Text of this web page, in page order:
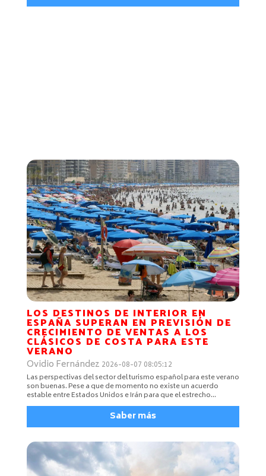
LOS DESTINOS DE INTERIOR EN
ESPAÑA SUPERAN EN PREVISIÓN DE
CRECIMIENTO DE VENTAS A LOS
CLÁSICOS DE COSTA PARA ESTE
VERANO
Ovidio Fernández 2026-08-07 08:05:12
Las perspectivas del sector del turismo español para este verano
son buenas. Pese a que de momento no existe un acuerdo
estable entre Estados Unidos e Irán para que el estrecho...
Saber más